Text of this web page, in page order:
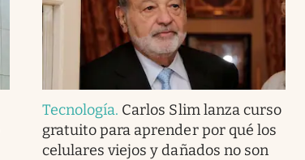
Tecnología. Carlos Slim lanza curso
gratuito para aprender por qué los
celulares viejos y dañados no son